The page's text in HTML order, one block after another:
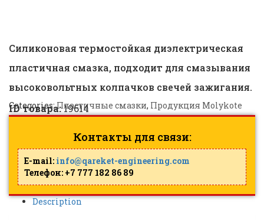
Силиконовая термостойкая диэлектрическая
пластичная смазка, подходит для смазывания
высоковольтных колпачков свечей зажигания.
Categories:Пластичные смазки, Продукция Molykote
ID товара:19614
Контакты для связи:
E-mail: info@qareket-engineering.com
Телефон: +7 777 182 86 89
Description